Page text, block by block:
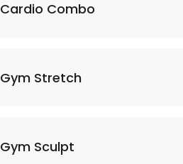
Cardio Combo
Gym Stretch
Gym Sculpt